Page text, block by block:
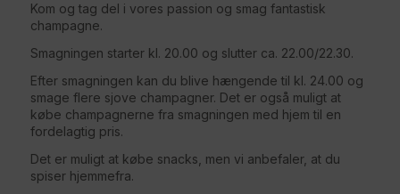
Kom og tag del i vores passion og smag fantastisk
champagne.
Smagningen starter kl. 20.00 og slutter ca. 22.00/22.30.
Efter smagningen kan du blive hængende til kl. 24.00 og
smage flere sjove champagner. Det er også muligt at
købe champagnerne fra smagningen med hjem til en
fordelagtig pris.
Det er muligt at købe snacks, men vi anbefaler, at du
spiser hjemmefra.